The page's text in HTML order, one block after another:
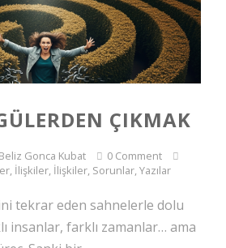
ÇIKMAK
Beliz Gonca Kubat
0 Comment
, İlişkiler, İlişkiler, Sorunlar,Yazılar
tekrar eden sahnelerle dolu
insanlar, farklı zamanlar… ama